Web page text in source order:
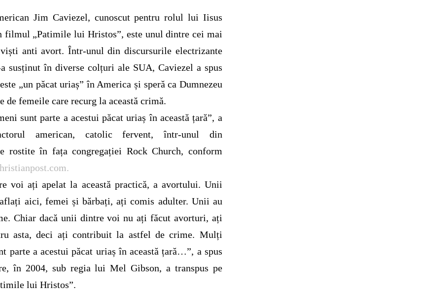
Jim Caviezel, cunoscut pentru rolul lui Iisus
filmul „Patimile lui Hristos”, este unul dintre cei mai
anti avort. Într-unul din discursurile electrizante
susținut în diverse colțuri ale SUA, Caviezel a spus
„un păcat uriaș” în America și speră ca Dumnezeu
de femeile care recurg la această crimă.
sunt parte a acestui păcat uriaș în această țară”, a
american, catolic fervent, într-unul din
rostite în fața congregației Rock Church, conform
voi ați apelat la această practică, a avortului. Unii
aici, femei și bărbați, ați comis adulter. Unii au
Chiar dacă unii dintre voi nu ați făcut avorturi, ați
asta, deci ați contribuit la astfel de crime. Mulți
parte a acestui păcat uriaș în această țară…”, a spus
în 2004, sub regia lui Mel Gibson, a transpus pe
lui Hristos”.